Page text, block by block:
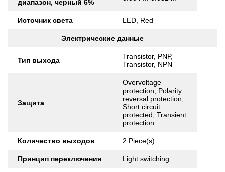
диапазон, черный 6%
Источник света LED, Red
Электрические данные
Тип выхода
Transistor, PNP,
Transistor, NPN
Защита
Overvoltage
protection, Polarity
reversal protection,
Short circuit
protected, Transient
protection
Количество выходов 2 Piece(s)
Принцип переключения Light switching